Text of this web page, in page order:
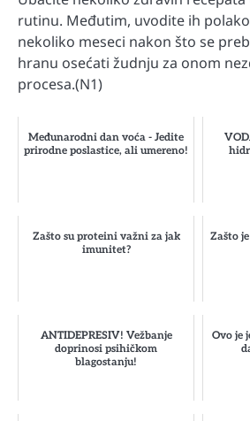
rutinu. Međutim, uvodite ih
nekoliko meseci nakon što se
hranu osećati žudnju za onom
procesa.(N1)
Međunarodni dan voća - Jedite
prirodne poslastice, ali umereno!
Zašto su proteini važni za jak
imunitet?
Zašto
ANTIDEPRESIV! Vežbanje
doprinosi psihičkom
blagostanju!
Ovo je